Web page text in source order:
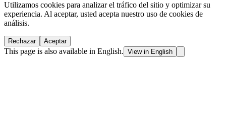
Utilizamos cookies para analizar el tráfico del sitio y optimizar su
experiencia. Al aceptar, usted acepta nuestro uso de cookies de
análisis.
Rechazar Aceptar
This page is also available in English. View in English